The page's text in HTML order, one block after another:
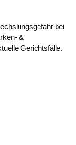
bei
&
Gerichtsfälle.